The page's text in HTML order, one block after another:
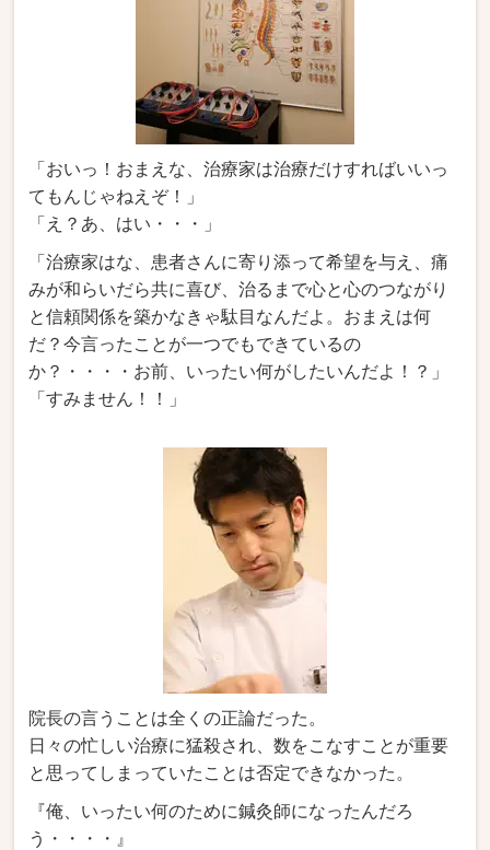
「おいっ！おまえな、治療家は治療だけすればいいっ
てもんじゃねえぞ！」
「え？あ、はい・・・」
「治療家はな、患者さんに寄り添って希望を与え、痛
みが和らいだら共に喜び、治るまで心と心のつながり
と信頼関係を築かなきゃ駄目なんだよ。おまえは何
だ？今言ったことが一つでもできているの
か？・・・・お前、いったい何がしたいんだよ！？」
「すみません！！」
院長の言うことは全くの正論だった。
日々の忙しい治療に猛殺され、数をこなすことが重要
と思ってしまっていたことは否定できなかった。
『俺、いったい何のために鍼灸師になったんだろ
う・・・・』